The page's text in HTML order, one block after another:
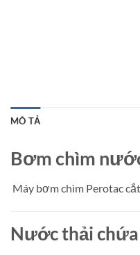
MÔ TẢ
Bơm chìm
Máy bơm chìm Perotac
Nước thải chứa